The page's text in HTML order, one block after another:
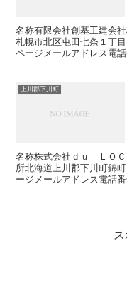
名称有限会社創基工建会
札幌市北区屯田七条１丁
ページメールアドレス電
上川郡下川町
名称株式会社ｄｕ ＬＯＣ
所北海道上川郡下川町錦
ージメールアドレス電話